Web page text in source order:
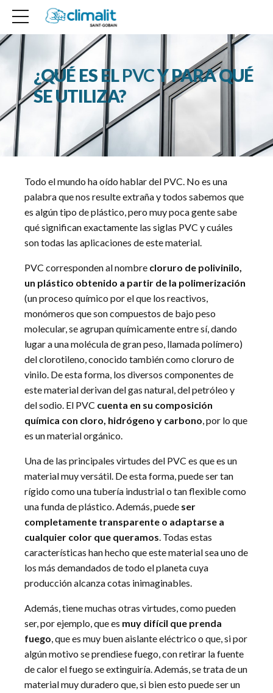
¿QUÉ ES ELPVCY PARA QUÉ
SE UTILIZA?
Todo el mundo ha oído hablar del PVC. No es una
palabra que nos resulte extraña y todos sabemos que
es algún tipo de plástico, pero muy poca gente sabe
qué significan exactamente las siglas PVC y cuáles
son todas las aplicaciones de este material.
PVC corresponden al nombre cloruro de polivinilo,
un plástico obtenido a partir de la polimerización
(un proceso químico por el que los reactivos,
monómeros que son compuestos de bajo peso
molecular, se agrupan químicamente entre sí, dando
lugar a una molécula de gran peso, llamada polímero)
del clorotileno, conocido también como cloruro de
vinilo. De esta forma, los diversos componentes de
este material derivan del gas natural, del petróleo y
del sodio. El PVC cuenta en su composición
química con cloro, hidrógeno y carbono, por lo que
es un material orgánico.
Una de las principales virtudes del PVC es que es un
material muy versátil. De esta forma, puede ser tan
rígido como una tubería industrial o tan flexible como
una funda de plástico. Además, puede ser
completamente transparente o adaptarse a
cualquier color que queramos. Todas estas
características han hecho que este material sea uno de
los más demandados de todo el planeta cuya
producción alcanza cotas inimaginables.
Además, tiene muchas otras virtudes, como pueden
ser, por ejemplo, que es muy difícil que prenda
fuego, que es muy buen aislante eléctrico o que, si por
algún motivo se prendiese fuego, con retirar la fuente
de calor el fuego se extinguiría. Además, se trata de un
material muy duradero que, si bien esto puede ser un